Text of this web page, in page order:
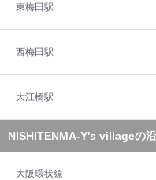
東梅田駅
西梅田駅
大江橋駅
NISHITENMA-Y's villageの
大阪環状線